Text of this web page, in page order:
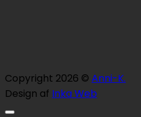
Copyright 2026 © Anni-K.
Design af Inka Web